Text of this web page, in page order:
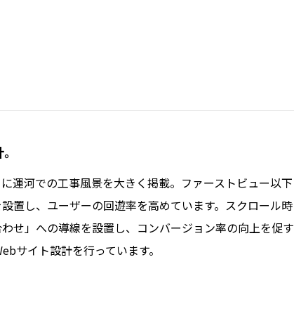
運河での工事風景を大きく掲載。ファーストビュー以下
置し、ユーザーの回遊率を高めています。スクロール時
せ」への導線を設置し、コンバージョン率の向上を促す
サイト設計を行っています。